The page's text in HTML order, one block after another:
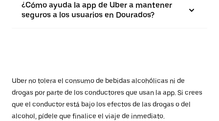
¿Cómo ayuda la app de Uber a mantener
seguros a los usuarios en Dourados?
Uber no tolera el consumo de bebidas alcohólicas ni de
drogas por parte de los conductores que usan la app. Si crees
que el conductor está bajo los efectos de las drogas o del
alcohol, pídele que finalice el viaje de inmediato.